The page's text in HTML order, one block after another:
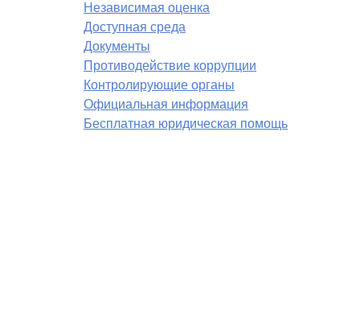
Независимая оценка
Доступная среда
Документы
Противодействие коррупции
Контролирующие органы
Официальная информация
Бесплатная юридическая помощь